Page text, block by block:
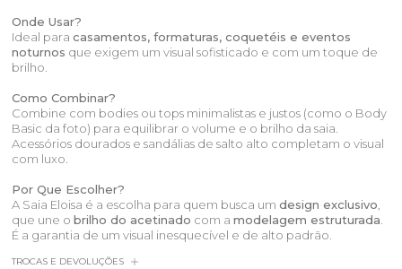
Onde Usar?
Ideal paracasamentos, formaturas, coquetéis e eventos
noturnos que exigem um visual sofisticado e com um toque de
brilho.
Como Combinar?
Combine com bodies ou tops minimalistas e justos (como o Body
Basic da foto) para equilibrar o volume e o brilho da saia.
Acessórios dourados e sandálias de salto alto completam o visual
com luxo.
Por Que Escolher?
A Saia Eloisa é a escolha para quem busca umdesign exclusivo,
que une obrilho do acetinado com amodelagem estruturada.
É a garantia de um visual inesquecível e de alto padrão.
TROCAS E DEVOLUÇÕES